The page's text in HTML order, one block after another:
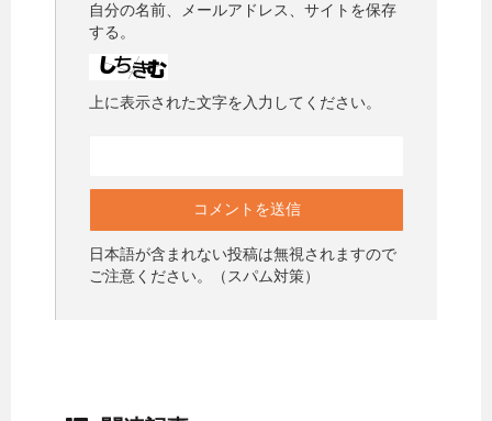
自分の名前、メールアドレス、サイトを保存
する。
上に表示された文字を入力してください。
日本語が含まれない投稿は無視されますので
ご注意ください。（スパム対策）